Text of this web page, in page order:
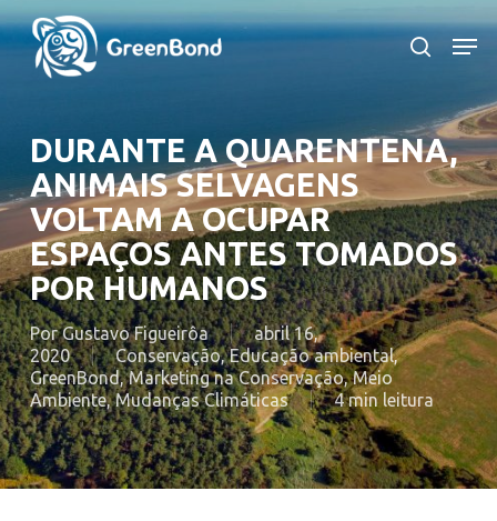
Skip
to
main
content
search
DURANTE A QUARENTENA,
ANIMAIS SELVAGENS
VOLTAM A OCUPAR
ESPAÇOS ANTES TOMADOS
POR HUMANOS
Por Gustavo Figueirôa
abril 16,
2020
Conservação,Educação ambiental,
GreenBond,Marketing na Conservação,Meio
Ambiente,Mudanças Climáticas 4 min leitura